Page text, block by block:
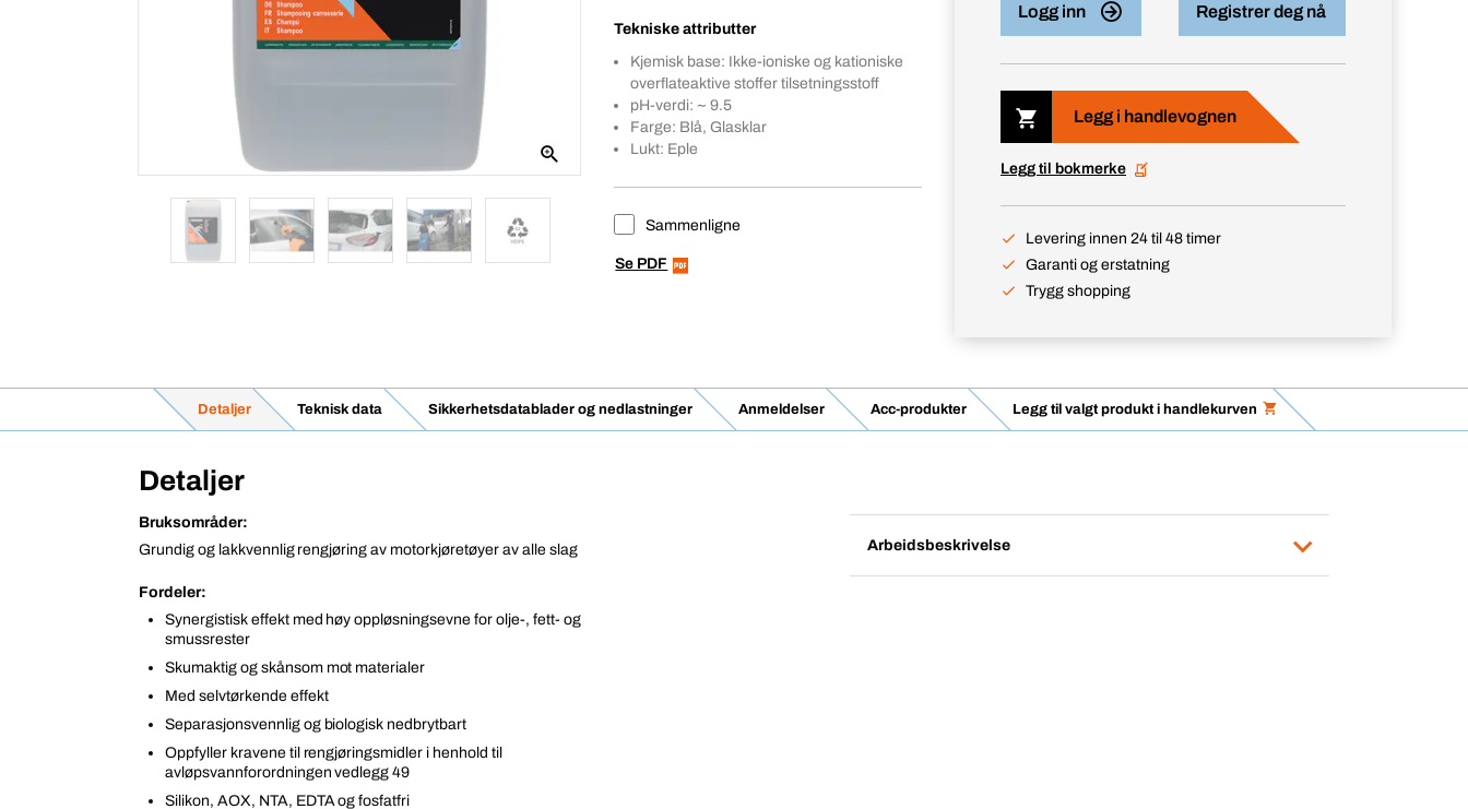
Tekniske attributter
Kjemisk base: Ikke-ioniske og kationiske
overflateaktive stoffer tilsetningsstoff
pH-verdi: ~ 9.5
Farge: Blå, Glasklar
Lukt: Eple
Sammenligne
Se PDF
Logg inn Registrer deg nå
Legg i handlevognen
Legg til bokmerke
Levering innen 24 til 48 timer
Garanti og erstatning
Trygg shopping
Detaljer Teknisk data Sikkerhetsdatablader og nedlastninger Anmeldelser Acc-produkter Legg til valgt produkt i handlekurven
Detaljer
Bruksområder:
Grundig og lakkvennlig rengjøring av motorkjøretøyer av alle slag
Fordeler:
Synergistisk effekt med høy oppløsningsevne for olje-, fett- og
smussrester
Skumaktig og skånsom mot materialer
Med selvtørkende effekt
Separasjonsvennlig og biologisk nedbrytbart
Oppfyller kravene til rengjøringsmidler i henhold til
avløpsvannforordningen vedlegg 49
Silikon, AOX, NTA, EDTA og fosfatfri
Arbeidsbeskrivelse